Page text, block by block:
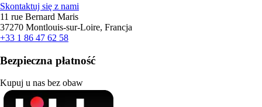
Skontaktuj się z nami
11 rue Bernard Maris
37270 Montlouis-sur-Loire, Francja
+33 1 86 47 62 58
Bezpieczna płatność
Kupuj u nas bez obaw